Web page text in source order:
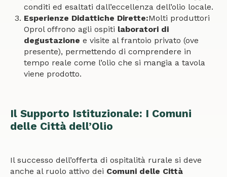
conditi ed esaltati dall’eccellenza dell’olio locale.
Esperienze Didattiche Dirette:Molti produttori
Oprol offrono agli ospiti laboratori di
degustazione e visite al frantoio privato (ove
presente), permettendo di comprendere in
tempo reale come l’olio che si mangia a tavola
viene prodotto.
Il Supporto Istituzionale: I Comuni
delle Città dell’Olio
Il successo dell’offerta di ospitalità rurale si deve
anche al ruolo attivo dei Comuni delle Città